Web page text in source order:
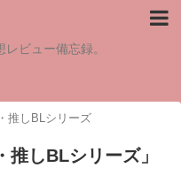
ビュー備忘録。
推しBLシリーズ
推しBLシリーズ」